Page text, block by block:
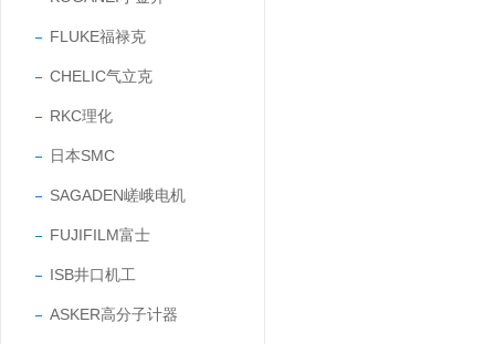
FLUKE福禄克
CHELIC气立克
RKC理化
日本SMC
SAGADEN嵯峨电机
FUJIFILM富士
ISB井口机工
ASKER高分子计器